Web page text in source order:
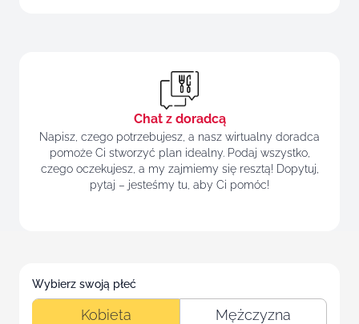
Chat z doradcą
Napisz, czego potrzebujesz, a nasz wirtualny doradca
pomoże Ci stworzyć plan idealny. Podaj wszystko,
czego oczekujesz, a my zajmiemy się resztą! Dopytuj,
pytaj – jesteśmy tu, aby Ci pomóc!
Wybierz swoją płeć
Kobieta Mężczyzna
Kobieta